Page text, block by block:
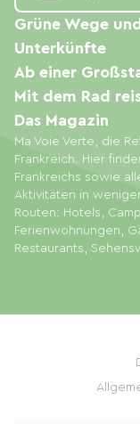
Ma Voie Verte, die
Frankreich. Hier
Frankreichs sowie
Aktivitäten in
Routen: Hotels,
Ferienwohnungen,
Restaurants,
Grüne Wege
Unterkünfte
Ab einer
Mit dem Rad
Das Magazin